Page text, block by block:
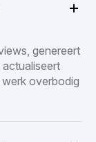
genereert
overbodig